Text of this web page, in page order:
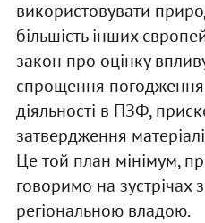
використовувати
більшість інших
закон про оцінку
спрощення погодження
діяльності в ПЗФ,
затвердження
Це той план мінімум,
говоримо на зустрічах
регіональною владою.